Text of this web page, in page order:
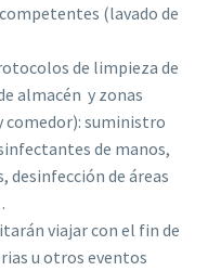
(lavado de
de limpieza de
almacén y zonas
comedor): suministro
de manos,
desinfección de áreas
viajar con el fin de
u otros eventos